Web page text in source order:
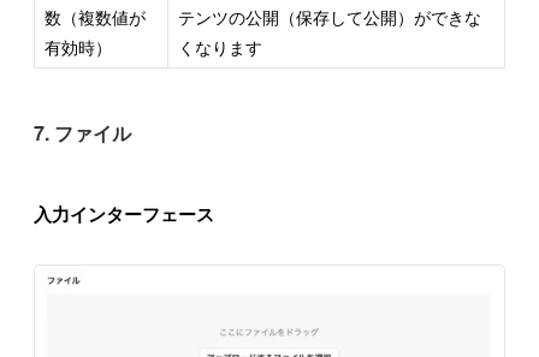
数（複数値が
有効時）
テンツの公開（保存して公開）ができな
くなります
7. ファイル
入力インターフェース